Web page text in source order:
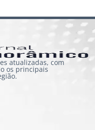
atualizadas, com
os principais